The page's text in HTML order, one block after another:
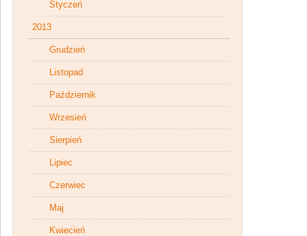
Styczeń
2013
Grudzień
Listopad
Październik
Wrzesień
Sierpień
Lipiec
Czerwiec
Maj
Kwiecień